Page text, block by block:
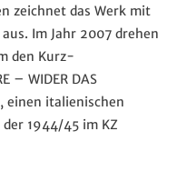
zeichnet das Werk mit
Im Jahr 2007 drehen
den Kurz-
– WIDER DAS
einen italienischen
1944/45 im KZ